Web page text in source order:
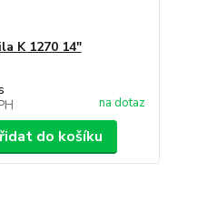
K 1270 14"
na dotaz
do košíku